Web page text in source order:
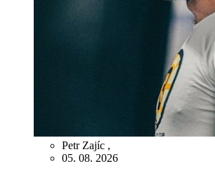
Petr Zajíc ,
05. 08. 2026